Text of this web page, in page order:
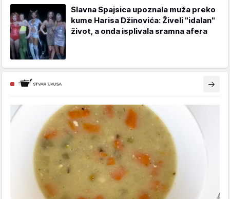
Slavna Spajsica upoznala muža preko
kume Harisa Džinovića: Živeli "idalan"
život, a onda isplivala sramna afera